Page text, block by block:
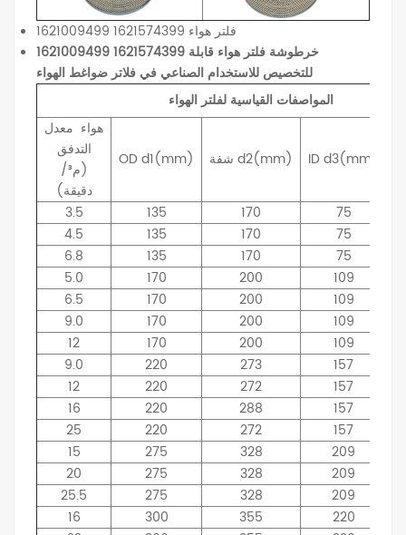
1621009499 1621574399 فلتر هواء
1621009499 1621574399 خرطوشة فلتر هواء قابلة
للتخصيص للاستخدام الصناعي في فلاتر ضواغط الهواء
المواصفات القياسية لفلتر الهواء
هواء معدل
التدفق
(م³/
دقيقة)
ODd1(mm) شفة d2(mm) IDd3(mm)
3.5 135 170
75
4.5
135 170
75
6.8
135 170
75
5.0
170 200
109
6.5
170 200
109
9.0
170 200
109
12
170 200
109
9.0
220 273
157
12
220 272
157
16
220 288
157
25
220 272
157
15
275 328
209
20
275 328
209
25.5
275 328
209
16
300 355
220